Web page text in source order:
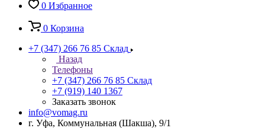
0 Избранное
0 Корзина
+7 (347) 266 76 85 Склад
Назад
Телефоны
+7 (347) 266 76 85 Склад
+7 (919) 140 1367
Заказать звонок
info@vomag.ru
г. Уфа, Коммунальная (Шакша), 9/1